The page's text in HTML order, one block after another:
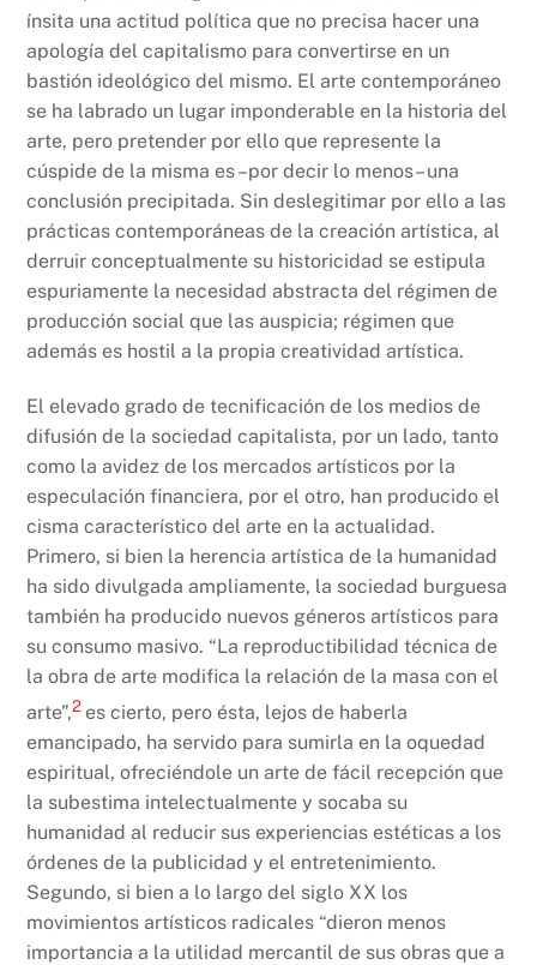
ínsita una actitud política que no precisa hacer una
apología del capitalismo para convertirse en un
bastión ideológico del mismo. El arte contemporáneo
se ha labrado un lugar imponderable en la historia del
arte, pero pretender por ello que represente la
cúspide de la misma es –por decir lo menos– una
conclusión precipitada. Sin deslegitimar por ello a las
prácticas contemporáneas de la creación artística, al
derruir conceptualmente su historicidad se estipula
espuriamente la necesidad abstracta del régimen de
producción social que las auspicia; régimen que
además es hostil a la propia creatividad artística.
El elevado grado de tecnificación de los medios de
difusión de la sociedad capitalista, por un lado, tanto
como la avidez de los mercados artísticos por la
especulación financiera, por el otro, han producido el
cisma característico del arte en la actualidad.
Primero, si bien la herencia artística de la humanidad
ha sido divulgada ampliamente, la sociedad burguesa
también ha producido nuevos géneros artísticos para
su consumo masivo. “La reproductibilidad técnica de
la obra de arte modifica la relación de la masa con el
arte”,2 es cierto, pero ésta, lejos de haberla
emancipado, ha servido para sumirla en la oquedad
espiritual, ofreciéndole un arte de fácil recepción que
la subestima intelectualmente y socaba su
humanidad al reducir sus experiencias estéticas a los
órdenes de la publicidad y el entretenimiento.
Segundo, si bien a lo largo del siglo XX los
movimientos artísticos radicales “dieron menos
importancia a la utilidad mercantil de sus obras que a